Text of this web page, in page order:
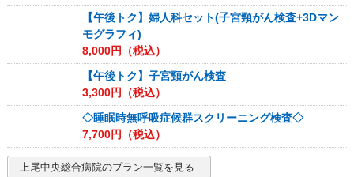
【午後トク】婦人科セット(子宮頸がん検査+3Dマン
モグラフィ)
8,000円（税込）
【午後トク】子宮頸がん検査
3,300円（税込）
◇睡眠時無呼吸症候群スクリーニング検査◇
7,700円（税込）
上尾中央総合病院のプラン一覧を見る